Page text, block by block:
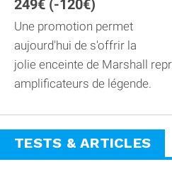
249€ (-120€)
Une promotion permet
aujourd'hui de s'offrir la
jolie enceinte de Marshall
amplificateurs de légende.
TESTS & ARTICLES